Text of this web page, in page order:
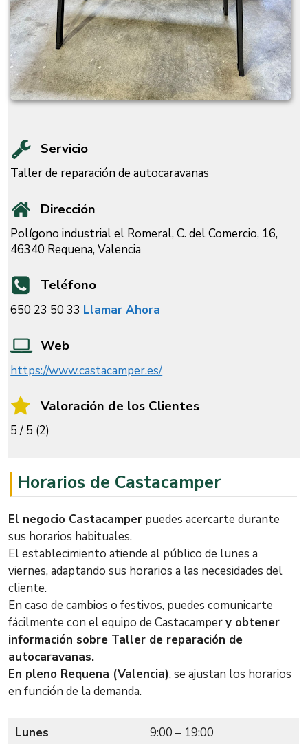
Servicio
Taller de reparación de autocaravanas
Dirección
Polígono industrial el Romeral, C. del Comercio, 16,
46340 Requena, Valencia
Teléfono
650 23 50 33 Llamar Ahora
Web
https://www.castacamper.es/
Valoración de los Clientes
5 / 5 (2)
Horarios de Castacamper
El negocio Castacamper puedes acercarte durante
sus horarios habituales.
El establecimiento atiende al público de lunes a
viernes, adaptando sus horarios a las necesidades del
cliente.
En caso de cambios o festivos, puedes comunicarte
fácilmente con el equipo de Castacampery obtener
información sobre Taller de reparación de
autocaravanas.
En pleno Requena (Valencia), se ajustan los horarios
en función de la demanda.
Lunes
9:00 – 19:00